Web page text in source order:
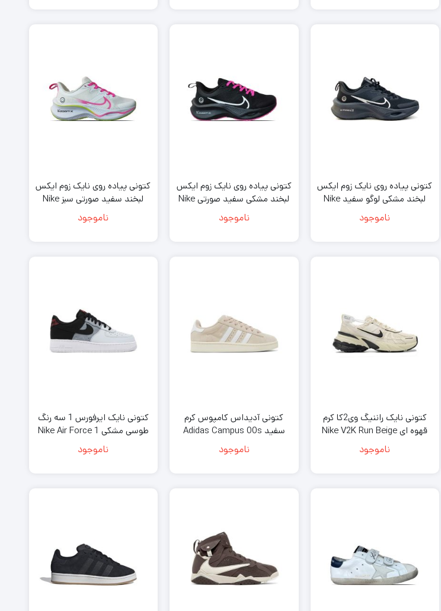
کتونی پیاده روی نایک زوم ایکس
لبخند مشکی لوگو سفید Nike
Running Air Zoom Smile Black
White Logo
ناموجود
کتونی پیاده روی نایک زوم ایکس
لبخند مشکی سفید صورتی Nike
Running Air Zoom Smile Black
White Pink
ناموجود
کتونی پیاده روی نایک زوم ایکس
لبخند سفید صورتی سبز Nike
Running Air Zoom Smile
White Pink Green
ناموجود
کتونی نایک راننیگ وی2کا کرم
قهوه ای Nike V2K Run Beige
Brown
ناموجود
کتونى آدیداس کامپوس کرم
سفید Adidas Campus 00s
Wonder White
ناموجود
کتونی نایک ایرفورس 1 سه رنگ
طوسی مشکی Nike Air Force 1
’07 LV8 Black Smoke Grey
ناموجود